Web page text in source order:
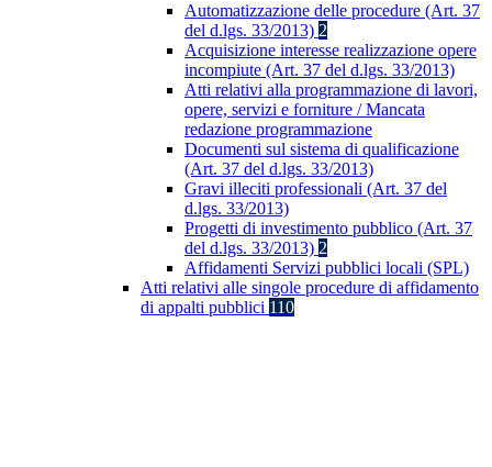
Automatizzazione delle procedure (Art. 37
del d.lgs. 33/2013) 2
Acquisizione interesse realizzazione opere
incompiute (Art. 37 del d.lgs. 33/2013)
Atti relativi alla programmazione di lavori,
opere, servizi e forniture / Mancata
redazione programmazione
Documenti sul sistema di qualificazione
(Art. 37 del d.lgs. 33/2013)
Gravi illeciti professionali (Art. 37 del
d.lgs. 33/2013)
Progetti di investimento pubblico (Art. 37
del d.lgs. 33/2013) 2
Affidamenti Servizi pubblici locali (SPL)
Atti relativi alle singole procedure di affidamento
di appalti pubblici 110